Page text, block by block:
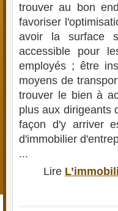
trouver au bon
favoriser
avoir la surface
accessible pour
employés ; être
moyens de
trouver le bien à
plus aux dirigeants
façon d'y arriver
d'immobilier
...
Lire